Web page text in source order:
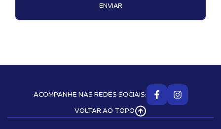
ACOMPANHE NAS REDES SOCIAIS:
VOLTAR AO TOPO